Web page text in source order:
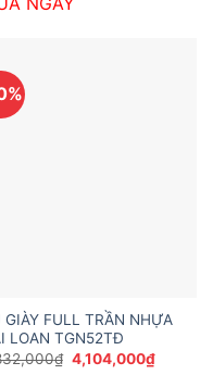
GIÀY FULL TRẦN NHỰA
LOAN TGN52TĐ
₫ Giá
4,104,000₫Giá